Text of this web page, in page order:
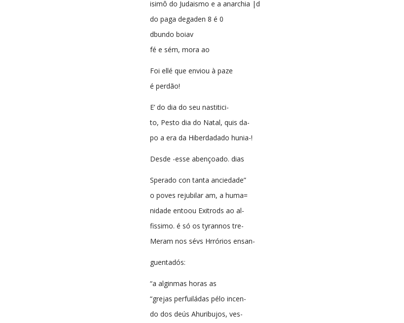
isimô do Judaismo e a anarchia |d
do paga degaden 8 é 0
dbundo boiav
fé e sém, mora ao
Foi ellé que enviou à paze
é perdão!
E’ do dia do seu nastitici-
to, Pesto dia do Natal, quis da-
po a era da Hiberdadado hunia-!
Desde -esse abençoado. dias
Sperado con tanta anciedade”
o poves rejubilar am, a huma=
nidade entoou Exitrods ao al-
fissimo. é só os tyrannos tre-
Meram nos sévs Hrrórios ensan-
guentadós:
“a alginmas horas as
“grejas perfuiládas pélo incen-
do dos deús Ahuribujos, ves-